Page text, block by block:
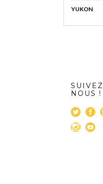
YUKON
SUIVEZ
NOUS !